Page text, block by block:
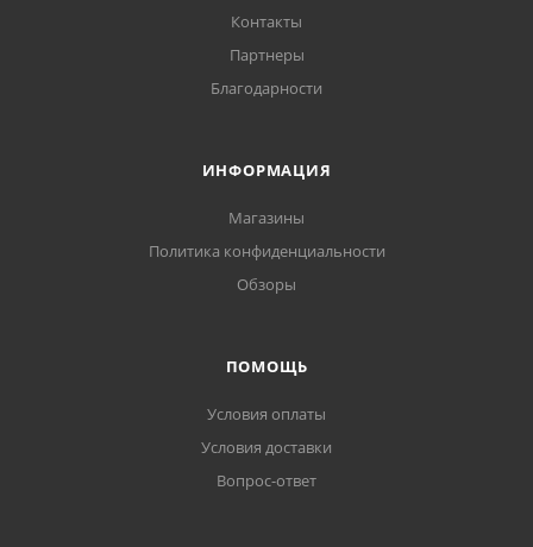
Контакты
Партнеры
Благодарности
ИНФОРМАЦИЯ
Магазины
Политика конфиденциальности
Обзоры
ПОМОЩЬ
Условия оплаты
Условия доставки
Вопрос-ответ